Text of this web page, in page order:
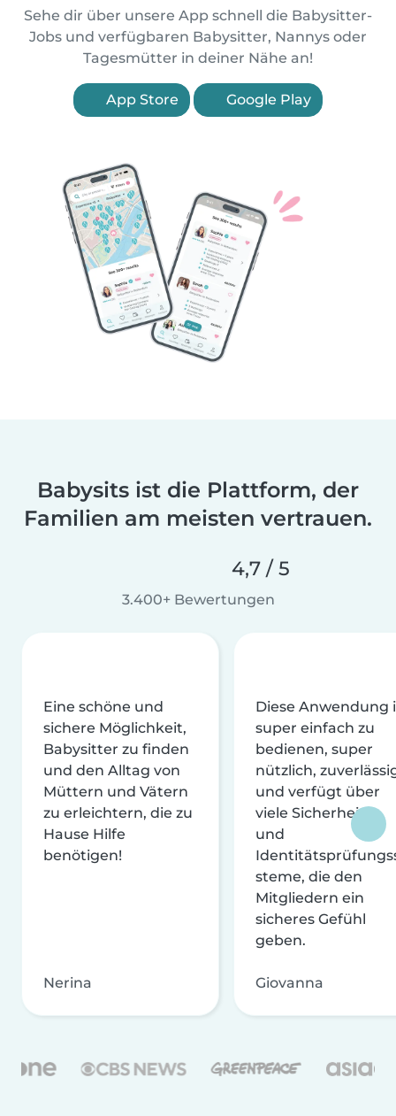
Sehe dir über unsere App schnell die Babysitter-
Jobs und verfügbaren Babysitter, Nannys oder
Tagesmütter in deiner Nähe an!
App Store Google Play
Babysits ist die Plattform, der
Familien am meisten vertrauen.
4,7 / 5
3.400+ Bewertungen
Eine schöne und
sichere Möglichkeit,
Babysitter zu finden
und den Alltag von
Müttern und Vätern
zu erleichtern, die zu
Hause Hilfe
benötigen!
Nerina
Diese Anwendung
super einfach zu
bedienen, super
nützlich,
und verfügt über
viele Sicherheits-
und
steme, die den
Mitgliedern ein
sicheres Gefühl
geben.
Giovanna